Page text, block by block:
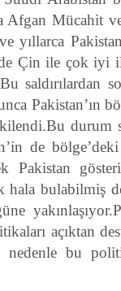
Afgan Mücahit
yıllarca
de Çin ile çok iyi
saldırılardan
Pakistan’ın
durum
de
Pakistan
hala bulabilmiş
açıktan
nedenle bu